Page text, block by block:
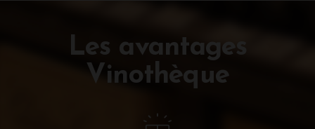
Les avantages
Vinothèque